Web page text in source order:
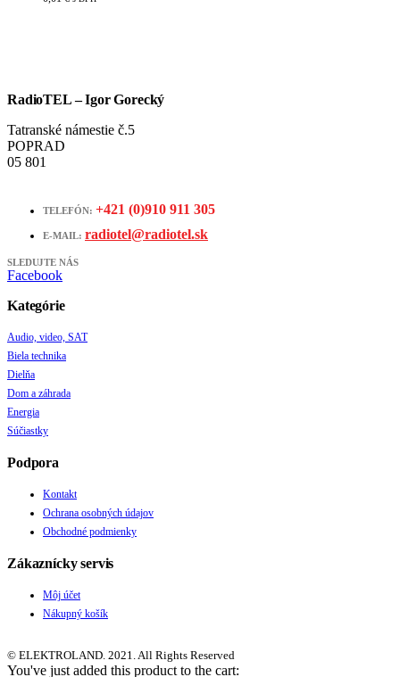
RadioTEL – Igor Gorecký
Tatranské námestie č.5
POPRAD
05 801
TELEFÓN: +421 (0)910 911 305
E-MAIL: radiotel@radiotel.sk
SLEDUJTE NÁS
Facebook
Kategórie
Audio, video, SAT
Biela technika
Dielňa
Dom a záhrada
Energia
Súčiastky
Podpora
Kontakt
Ochrana osobných údajov
Obchodné podmienky
Zákaznícky servis
Môj účet
Nákupný košík
© ELEKTROLAND. 2021. All Rights Reserved
You've just added this product to the cart: